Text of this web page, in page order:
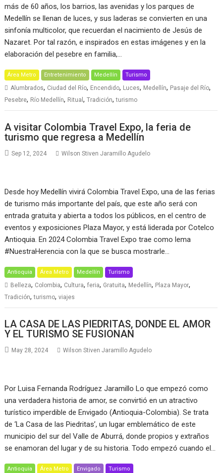
más de 60 años, los barrios, las avenidas y los parques de
Medellín se llenan de luces, y sus laderas se convierten en una
sinfonía multicolor, que recuerdan el nacimiento de Jesús de
Nazaret. Por tal razón, e inspirados en estas imágenes y en la
elaboración del pesebre en familia,…
Área Metro Entretenimiento Medellín Turismo
Alumbrados, Ciudad del Río, Encendido, Luces, Medellín, Pasaje del Río,
Pesebre, Río Medellín, Ritual,Tradición,turismo
A visitar Colombia Travel Expo, la feria de
turismo que regresa a Medellín
Sep 12, 2024 Wilson Stiven Jaramillo Agudelo
Desde hoy Medellín vivirá Colombia Travel Expo, una de las ferias
de turismo más importante del país, que este año será con
entrada gratuita y abierta a todos los públicos, en el centro de
eventos y exposiciones Plaza Mayor, y está liderada por Cotelco
Antioquia. En 2024 Colombia Travel Expo trae como lema
#NuestraHerencia con la que se busca mostrarle…
Antioquia Área Metro Medellín Turismo
Belleza, Colombia, Cultura,feria, Gratuita, Medellín, Plaza Mayor,
Tradición,turismo,viajes
LA CASA DE LAS PIEDRITAS, DONDE EL AMOR
Y EL TURISMO SE FUSIONAN
May 28, 2024 Wilson Stiven Jaramillo Agudelo
Por Luisa Fernanda Rodríguez Jaramillo Lo que empezó como
una verdadera historia de amor, se convirtió en un atractivo
turístico imperdible de Envigado (Antioquia-Colombia). Se trata
de ‘La Casa de las Piedritas’, un lugar emblemático de este
municipio del sur del Valle de Aburrá, donde propios y extraños
se enamoran del lugar y de su historia. Todo empezó cuando el…
Antioquia Área Metro Envigado Turismo